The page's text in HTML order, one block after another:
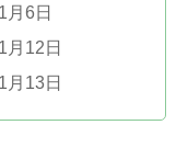
月6日
月12日
月13日